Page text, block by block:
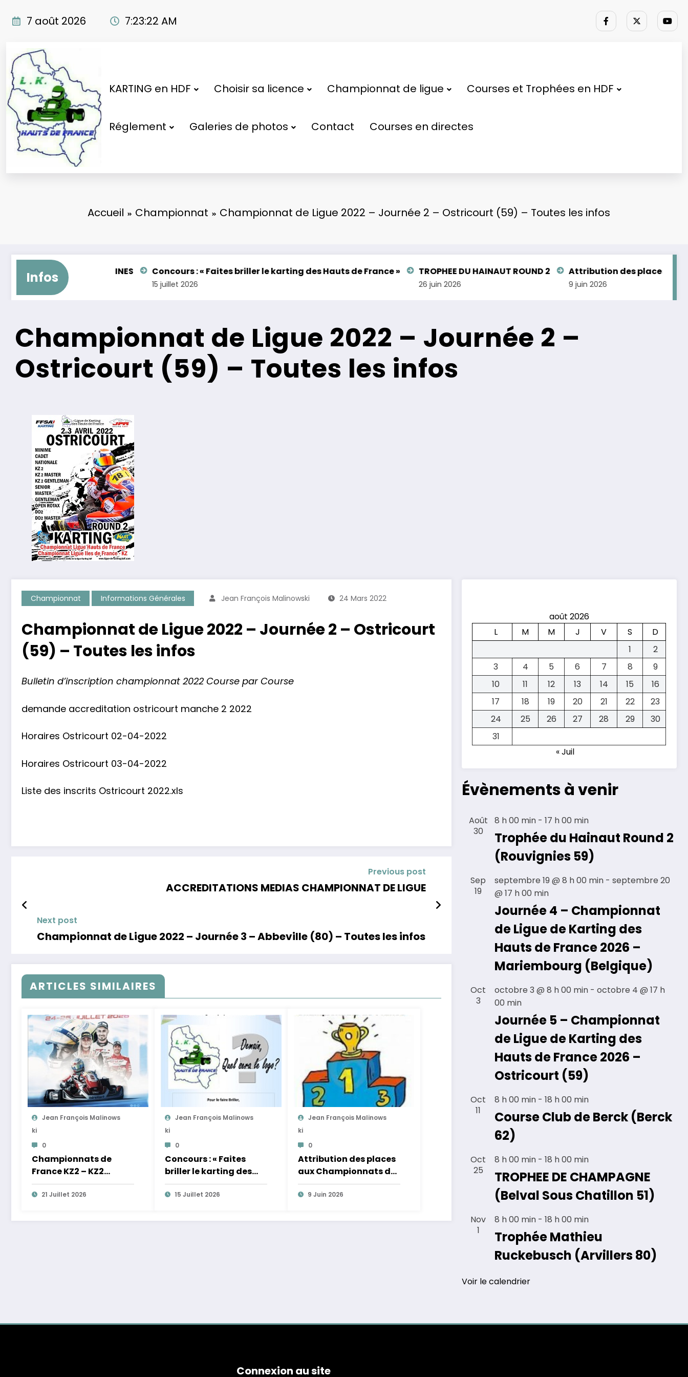
7 août 2026 7:23:23 AM
KARTING en HDF Choisir sa licence Championnat de ligue Courses et Trophées en HDF
Réglement Galeries de photos Contact Courses en directes
Accueil Championnat Championnat de Ligue 2022 – Journée 2 – Ostricourt (59) – Toutes les infos
Infos
– FEMININES Concours : « Faites briller le karting des Hauts de France »
15 juillet 2026
TROPHEE DU HAINAUT ROUND 2
26 juin 2026
Attribution des places aux
Championnat de Ligue 2022 – Journée 2 –
Ostricourt (59) – Toutes les infos
Championnat Informations Générales Jean François Malinowski 24 Mars 2022
Championnat de Ligue 2022 – Journée 2 – Ostricourt
(59) – Toutes les infos
Bulletin d’inscription championnat 2022 Course par Course
demande accreditation ostricourt manche 2 2022
Horaires Ostricourt 02-04-2022
Horaires Ostricourt 03-04-2022
Liste des inscrits Ostricourt 2022.xls
Previous post
ACCREDITATIONS MEDIAS CHAMPIONNAT DE LIGUE
Next post
Championnat de Ligue 2022 – Journée 3 – Abbeville (80) – Toutes les infos
ARTICLES SIMILAIRES
Jean François Malinows
Ki
0
Championnats de
France KZ2 – KZ2
MASTER – KZ2
GENTLEMAN –
21 Juillet 2026
Jean François Malinows
Ki
0
Concours : « Faites
briller le karting des
Hauts de France »
15 Juillet 2026
Jean François Malinows
Ki
0
Attribution des places
aux Championnats de
France
9 Juin 2026
août 2026
L
M M J V S
D
1
2
3
4 5 6 7 8
9
10
11 12 13 14 15
16
17
18 19 20 21 22
23
24
25 26 27 28 29
30
31
« Juil
Évènements à venir
Août
30
8 h 00 min -17 h 00 min
Trophée du Hainaut Round 2
(Rouvignies 59)
Sep
19
septembre 19 @ 8 h 00 min -septembre 20
@ 17 h 00 min
Journée 4 – Championnat
de Ligue de Karting des
Hauts de France 2026 –
Mariembourg (Belgique)
Oct
3
octobre 3 @ 8 h 00 min -octobre 4 @ 17 h
00 min
Journée 5 – Championnat
de Ligue de Karting des
Hauts de France 2026 –
Ostricourt (59)
Oct
11
8 h 00 min -18 h 00 min
Course Club de Berck (Berck
62)
Oct
25
8 h 00 min -18 h 00 min
TROPHEE DE CHAMPAGNE
(Belval Sous Chatillon 51)
Nov
1
8 h 00 min -18 h 00 min
Trophée Mathieu
Ruckebusch (Arvillers 80)
Voir le calendrier
Connexion au site